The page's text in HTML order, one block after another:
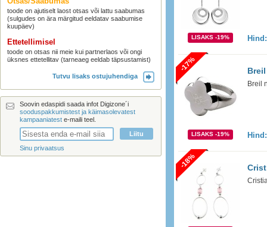
toode on ajutiselt laost otsas või lattu saabumas
(sulgudes on ära märgitud eeldatav saabumise
kuupäev)
Ettetellimisel
toode on otsas nii meie kui partnerlaos või ongi
üksnes ettetellitav (tarneaeg eeldab täpsustamist)
Tutvu lisaks ostujuhendiga
Soovin edaspidi saada infot Digizone´i
sooduspakkumistest ja käimasolevatest
kampaaniatest e-maili teel.
Sinu privaatsus
LISAKS -19%
Breil
LISAKS -19%
-17%
-18%